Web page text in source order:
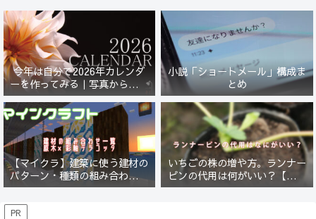
今年は自分で2026年カレンダ
ーを作ってみる｜写真から始ま
る小さなプロジェクト【一灯
花】
小説「ショートメール」構成ま
とめ
【マイクラ】建築に使う建材の
パターン・種類の組み合わせ一
覧！原木×彩釉テラコッタ編
いちごの株の増や方。ランナー
ピンの代用は何がいい？【５年
放置したイチゴは復活するの
PR